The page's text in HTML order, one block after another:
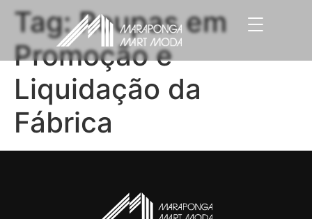
Tag:Roupas em
Promoção e
Liquidação da
Fábrica